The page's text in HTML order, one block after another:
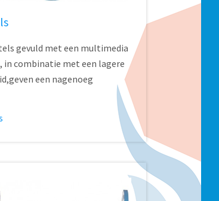
gevuld met een multimedia
combinatie met een lagere
een nagenoeg